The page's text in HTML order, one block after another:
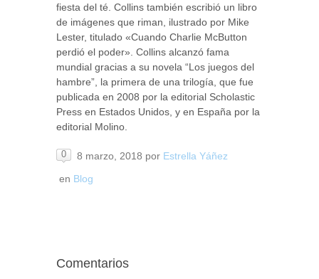
fiesta del té. Collins también escribió un libro
de imágenes que riman, ilustrado por Mike
Lester, titulado «Cuando Charlie McButton
perdió el poder». Collins alcanzó fama
mundial gracias a su novela “Los juegos del
hambre”, la primera de una trilogía, que fue
publicada en 2008 por la editorial Scholastic
Press en Estados Unidos, y en España por la
editorial Molino.
0 8 marzo, 2018 por Estrella Yáñez
en Blog
Comentarios